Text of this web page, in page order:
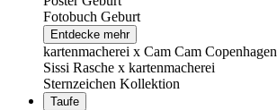
Fotobuch Geburt
Entdecke mehr
kartenmacherei x Cam Cam Copenhagen
Sissi Rasche x kartenmacherei
Sternzeichen Kollektion
Taufe